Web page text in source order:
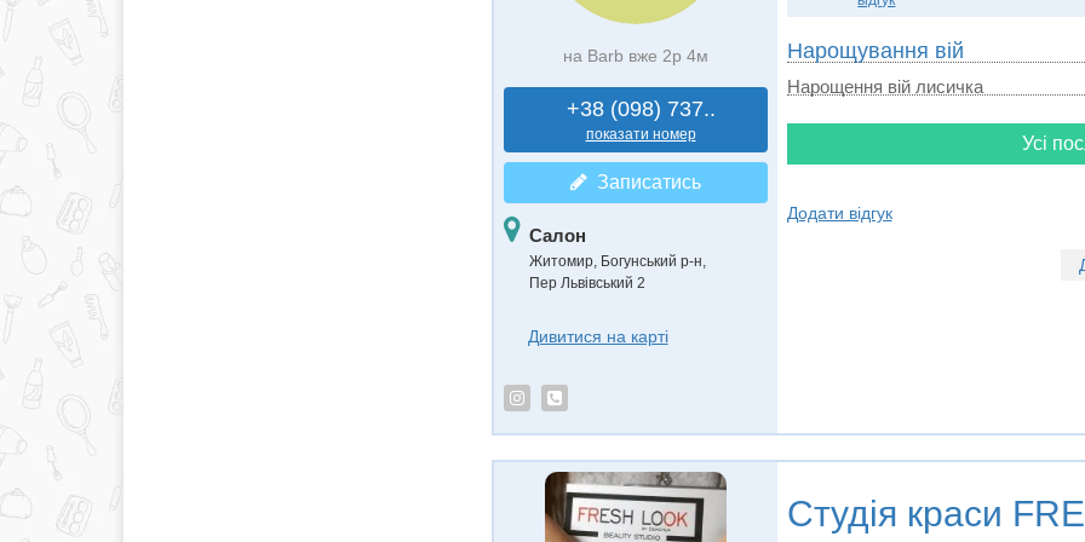
на Barb вже 2р 4м
+38 (098) 737..
показати номер
Записатись
Салон
Житомир, Богунський р-н,
Пер Львівський 2
Дивитися на карті
Нарощування вій
Нарощення вій лисичка
Усі
Додати відгук
Студія краси